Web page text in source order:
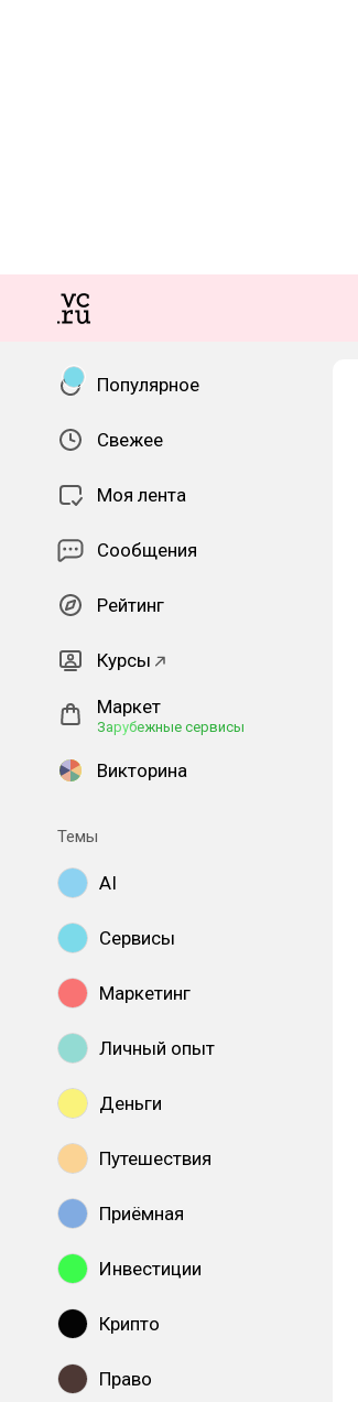
Популярное
Свежее
Моя лента
Сообщения
Рейтинг
Курсы
Маркет
Зарубежные сервисы
Викторина
Темы
AI
Сервисы
Маркетинг
Личный опыт
Деньги
Путешествия
Приёмная
Инвестиции
Крипто
Право